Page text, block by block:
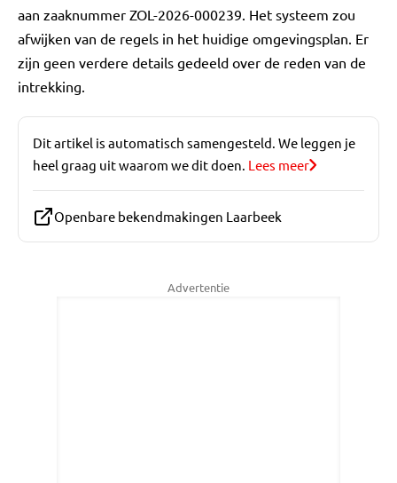
aan zaaknummer ZOL-2026-000239. Het systeem zou
afwijken van de regels in het huidige omgevingsplan. Er
zijn geen verdere details gedeeld over de reden van de
intrekking.
Dit artikel is automatisch samengesteld. We leggen je
heel graag uit waarom we dit doen. Lees meer
Openbare bekendmakingen Laarbeek
Advertentie